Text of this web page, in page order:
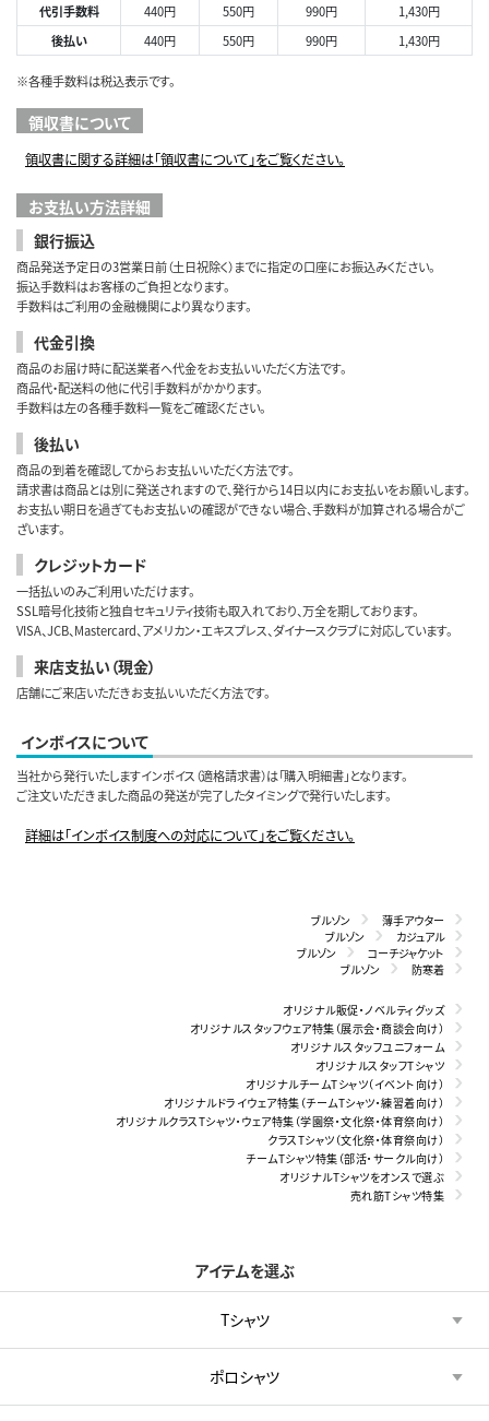
代引手数料
440円 550円 990円
1,430円
後払い
440円 550円 990円 1,430円
※各種手数料は税込表示です。
領収書について
領収書に関する詳細は「領収書について」をご覧ください。
お支払い方法詳細
銀行振込
商品発送予定日の3営業日前（土日祝除く）までに指定の口座にお振込みください。
振込手数料はお客様のご負担となります。
手数料はご利用の金融機関により異なります。
代金引換
商品のお届け時に配送業者へ代金をお支払いいただく方法です。
商品代・配送料の他に代引手数料がかかります。
手数料は左の各種手数料一覧をご確認ください。
後払い
商品の到着を確認してからお支払いいただく方法です。
請求書は商品とは別に発送されますので、発行から14日以内にお支払いをお願いします。
お支払い期日を過ぎてもお支払いの確認ができない場合、手数料が加算される場合がご
ざいます。
クレジットカード
一括払いのみご利用いただけます。
SSL暗号化技術と独自セキュリティ技術も取入れており、万全を期しております。
VISA、JCB、Mastercard、アメリカン・エキスプレス、ダイナースクラブに対応しています。
来店支払い（現金）
店舗にご来店いただきお支払いいただく方法です。
インボイスについて
当社から発行いたしますインボイス（適格請求書）は「購入明細書」となります。
ご注文いただきました商品の発送が完了したタイミングで発行いたします。
詳細は「インボイス制度への対応について」をご覧ください。
ブルゾン
薄手アウター
ブルゾン
カジュアル
ブルゾン
コーチジャケット
ブルゾン
防寒着
オリジナル販促・ノベルティグッズ
オリジナルスタッフウェア特集（展示会・商談会向け）
オリジナルスタッフユニフォーム
オリジナルスタッフTシャツ
オリジナルチームTシャツ（イベント向け）
オリジナルドライウェア特集（チームTシャツ・練習着向け）
オリジナルクラスTシャツ・ウェア特集（学園祭・文化祭・体育祭向け）
クラスTシャツ（文化祭・体育祭向け）
チームTシャツ特集（部活・サークル向け）
オリジナルTシャツをオンスで選ぶ
売れ筋Tシャツ特集
アイテムを選ぶ
Tシャツ
ポロシャツ